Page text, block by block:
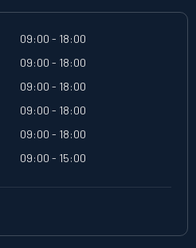
09:00 - 18:00
09:00 - 18:00
09:00 - 18:00
09:00 - 18:00
09:00 - 18:00
09:00 - 15:00